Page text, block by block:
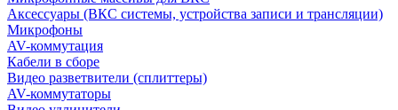
Аксессуары (ВКС системы, устройства записи и трансляции)
Микрофоны
AV-коммутация
Кабели в сборе
Видео разветвители (сплиттеры)
AV-коммутаторы